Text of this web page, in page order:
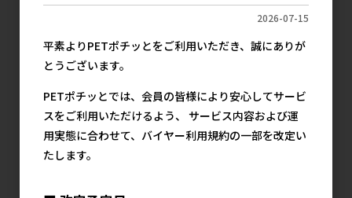
2026-07-15
平素よりPETポチッとをご利用いただき、誠にありが
とうございます。
PETポチッとでは、会員の皆様により安心してサービ
スをご利用いただけるよう、 サービス内容および運
用実態に合わせて、バイヤー利用規約の一部を改定い
たします。